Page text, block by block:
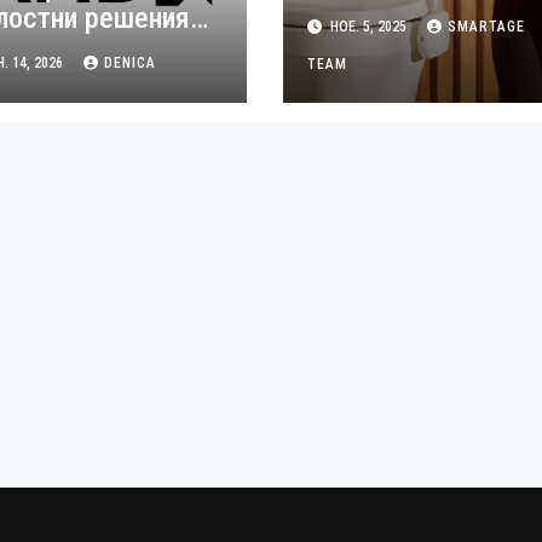
решения
видео
по
на ISE 2026
14, 2026 DENICA
НОЕ. 5, 2025 SMARTAGE
TEAM